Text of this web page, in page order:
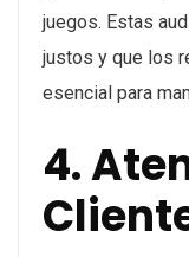
juegos. Estas
justos y que los
esencial para
4.